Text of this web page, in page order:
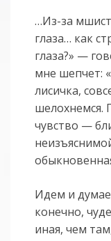
…Из-за
глаза… как
глаза?» —
мне шепчет:
лисичка,
шелохнемся.
чувство —
Идем и
конечно,
иная, чем